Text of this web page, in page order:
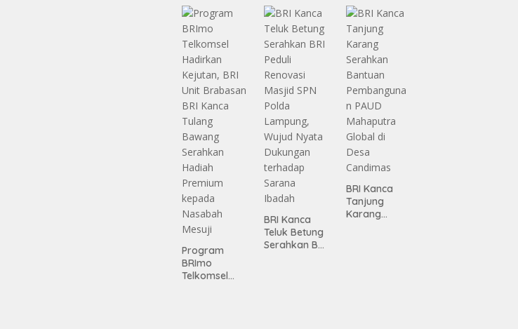
Pengamanan
Aset dari
Holding
Infrastruktur
Lampung
Program
BRImo
Telkomsel
BRI Kanca
Teluk Betung
Serahkan BRI
BRI Kanca
Tanjung
Karang